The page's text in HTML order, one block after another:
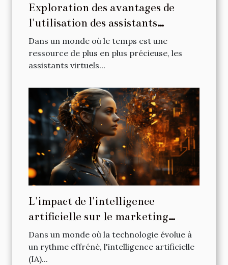
Exploration des avantages de
l'utilisation des assistants
virtuels intelligents
Dans un monde où le temps est une
ressource de plus en plus précieuse, les
assistants virtuels...
L'impact de l'intelligence
artificielle sur le marketing
digital
Dans un monde où la technologie évolue à
un rythme effréné, l'intelligence artificielle
(IA)...